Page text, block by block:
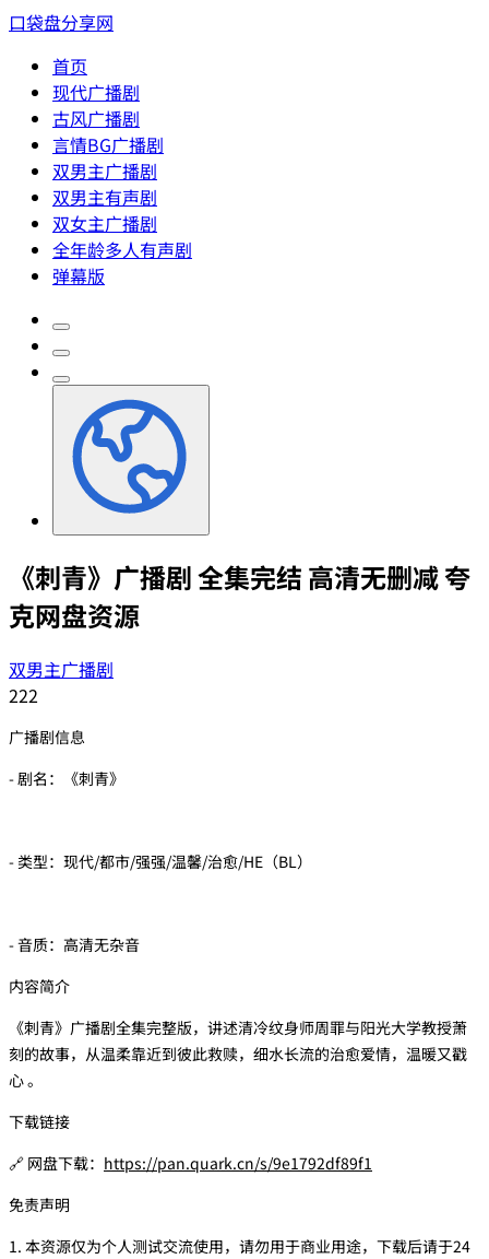
口袋盘分享网
首页
现代广播剧
古风广播剧
言情BG广播剧
双男主广播剧
双男主有声剧
双女主广播剧
全年龄多人有声剧
弹幕版
《刺青》广播剧 全集完结 高清无删减 夸
克网盘资源
双男主广播剧
222
广播剧信息
- 剧名：《刺青》
- 类型：现代/都市/强强/温馨/治愈/HE（BL）
- 音质：高清无杂音
内容简介
《刺青》广播剧全集完整版，讲述清冷纹身师周罪与阳光大学教授萧
刻的故事，从温柔靠近到彼此救赎，细水长流的治愈爱情，温暖又戳
心 。
下载链接
🔗 网盘下载： https://pan.quark.cn/s/9e1792df89f1
免责声明
1. 本资源仅为个人测试交流使用，请勿用于商业用途，下载后请于24